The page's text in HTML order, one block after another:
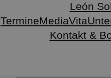
León
TermineMediaVita
Kontakt &